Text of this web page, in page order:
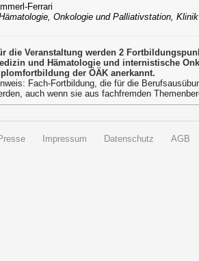
Ferrari
Onkologie und Palliativstation,
die Veranstaltung werden 2
und Hämatologie und internistische
der ÖÄK anerkannt.
Fach-Fortbildung, die für die
auch wenn sie aus fachfremden
Impressum Datenschutz AGB